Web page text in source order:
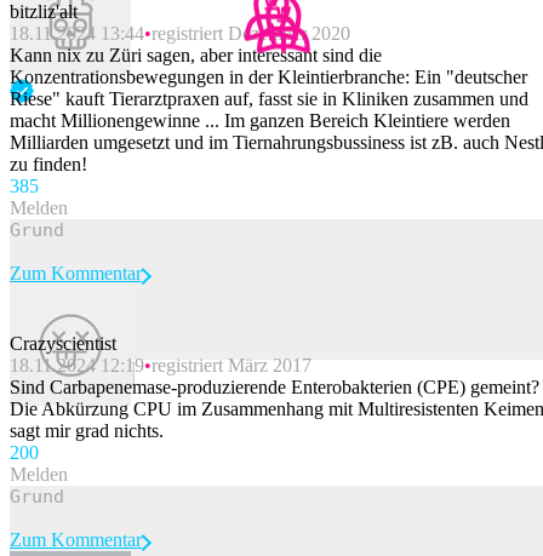
bitzliz'alt
18.11.2024 13:44 registriert Dezember 2020
Kann nix zu Züri sagen, aber interessant sind die
Konzentrationsbewegungen in der Kleintierbranche: Ein "deutscher
Riese" kauft Tierarztpraxen auf, fasst sie in Kliniken zusammen und
macht Millionengewinne ... Im ganzen Bereich Kleintiere werden
Milliarden umgesetzt und im Tiernahrungsbussiness ist zB. auch
zu finden!
385
Melden
Beitrag melden
Zum Kommentar
Crazyscientist
18.11.2024 12:19 registriert März 2017
Sind Carbapenemase-produzierende Enterobakterien (CPE) gemeint?
Die Abkürzung CPU im Zusammenhang mit Multiresistenten Keimen
sagt mir grad nichts.
200
Melden
Zum Kommentar